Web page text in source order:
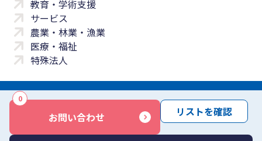
お問い合わせ
0
リストを確認
教育・学術支援
サービス
農業・林業・漁業
医療・福祉
特殊法人
サイトマップ 免責事項
サービス利用規約
商標について反社会勢力に対する基本方針 お問い合わせ